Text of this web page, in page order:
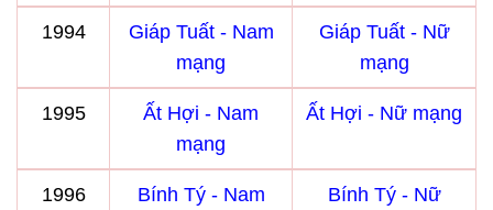
1994
Giáp Tuất - Nam
mạng
Giáp Tuất - Nữ
mạng
1995
Ất Hợi - Nam
mạng
Ất Hợi - Nữ mạng
1996
Bính Tý - Nam
Bính Tý - Nữ